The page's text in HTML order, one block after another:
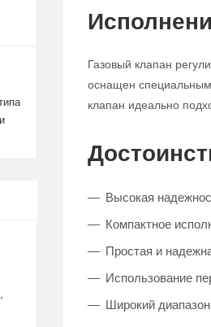
Газовый клапан
оснащен специальным
клапан идеально
Высокая
Компактное
Простая и
Использование
Широкий